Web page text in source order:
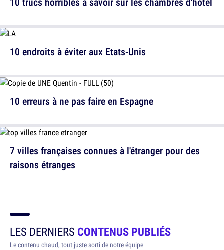
10 endroits à éviter aux Etats-Unis
7 villes françaises connues à l'étranger pour des
raisons étranges
10 erreurs à ne pas faire en Espagne
LES DERNIERS CONTENUS PUBLIÉS
Le contenu chaud, tout juste sorti de notre équipe